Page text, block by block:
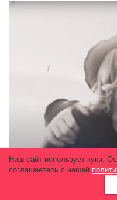
Вышел трейлер
Наш сайт использует куки.
соглашаетесь с нашей